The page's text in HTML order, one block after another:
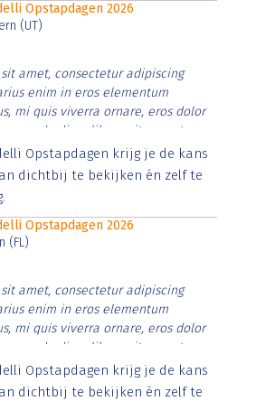
Opstapdagen 2026
(UT)
amet, consectetur adipiscing
enim in eros elementum
mi quis viverra ornare, eros dolor
diam libero vitae erat.
et justo cursus id rutrum lorem
vitae risus tristique posuere.
Opstapdagen krijg je de kans
dichtbij te bekijken én zelf te
Opstapdagen 2026
(FL)
amet, consectetur adipiscing
enim in eros elementum
mi quis viverra ornare, eros dolor
diam libero vitae erat.
et justo cursus id rutrum lorem
vitae risus tristique posuere.
Opstapdagen krijg je de kans
dichtbij te bekijken én zelf te